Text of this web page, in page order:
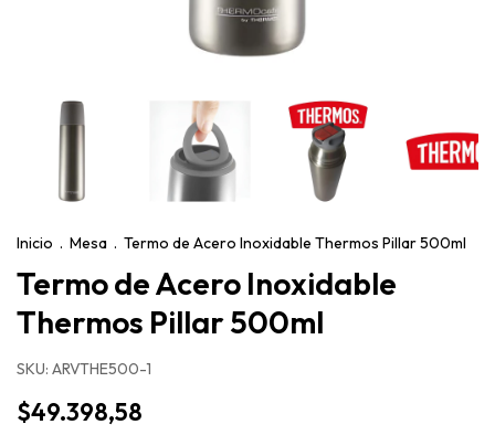
Inicio . Mesa . Termo de Acero Inoxidable Thermos Pillar 500ml
Termo de Acero Inoxidable
Thermos Pillar 500ml
SKU: ARVTHE500-1
$49.398,58